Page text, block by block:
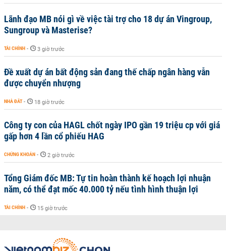
Lãnh đạo MB nói gì về việc tài trợ cho 18 dự án Vingroup,
Sungroup và Masterise?
TÀI CHÍNH - 3 giờ trước
Đề xuất dự án bất động sản đang thế chấp ngân hàng vẫn
được chuyển nhượng
NHÀ ĐẤT - 18 giờ trước
Công ty con của HAGL chốt ngày IPO gần 19 triệu cp với giá
gấp hơn 4 lần cổ phiếu HAG
CHỨNG KHOÁN - 2 giờ trước
Tổng Giám đốc MB: Tự tin hoàn thành kế hoạch lợi nhuận
năm, có thể đạt mốc 40.000 tỷ nếu tình hình thuận lợi
TÀI CHÍNH - 15 giờ trước